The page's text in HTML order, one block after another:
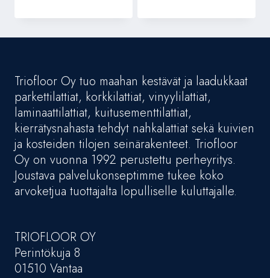
Triofloor Oy tuo maahan kestävät ja laadukkaat
parkettilattiat, korkkilattiat, vinyylilattiat,
laminaattilattiat, kuitusementtilattiat,
kierrätysnahasta tehdyt nahkalattiat sekä kuivien
ja kosteiden tilojen seinärakenteet. Triofloor
Oy on vuonna 1992 perustettu perheyritys.
Joustava palvelukonseptimme tukee koko
arvoketjua tuottajalta lopulliselle kuluttajalle.
TRIOFLOOR OY
Perintökuja 8
01510 Vantaa